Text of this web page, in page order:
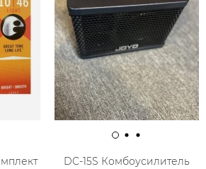
DC-15S Комбоусилитель